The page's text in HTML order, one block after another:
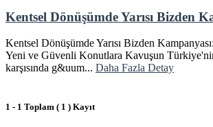
Kentsel Dönüşümde Yarısı Bizden
Kentsel Dönüşümde Yarısı Bizden
Yeni ve Güvenli Konutlara Kavuşun
karşısında g&uum... Daha Fazla Detay
1 - 1 Toplam ( 1 ) Kayıt